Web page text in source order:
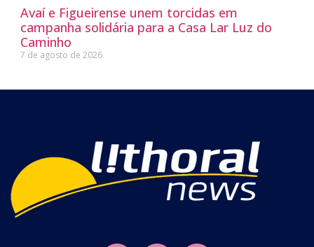
Avaí e Figueirense unem torcidas em
campanha solidária para a Casa Lar Luz do
Caminho
7 de agosto de 2026